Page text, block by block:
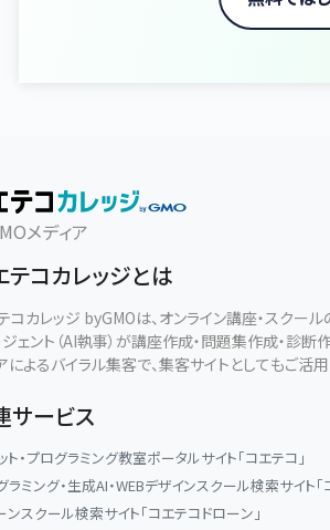
メディア
テコカレッジとは
コカレッジ byGMOは、オンライン講座・スクー
ェント（AI執事）が講座作成・問題集作成・診
によるバイラル集客で、集客サイトとしてもご活
サービス
ト・プログラミング教室ポータルサイト「コエテコ」
ラミング・生成AI・WEBデザインスクール検索サイト「
ンスクール検索サイト「コエテコドローン」